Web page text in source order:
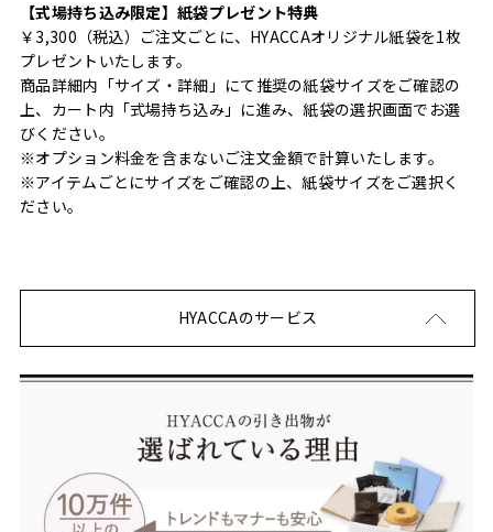
【式場持ち込み限定】紙袋プレゼント特典
￥3,300（税込）ご注文ごとに、HYACCAオリジナル紙袋を1枚
プレゼントいたします。
商品詳細内「サイズ・詳細」にて推奨の紙袋サイズをご確認の
上、カート内「式場持ち込み」に進み、紙袋の選択画面でお選
びください。
※オプション料金を含まないご注文金額で計算いたします。
※アイテムごとにサイズをご確認の上、紙袋サイズをご選択く
ださい。
HYACCAのサービス